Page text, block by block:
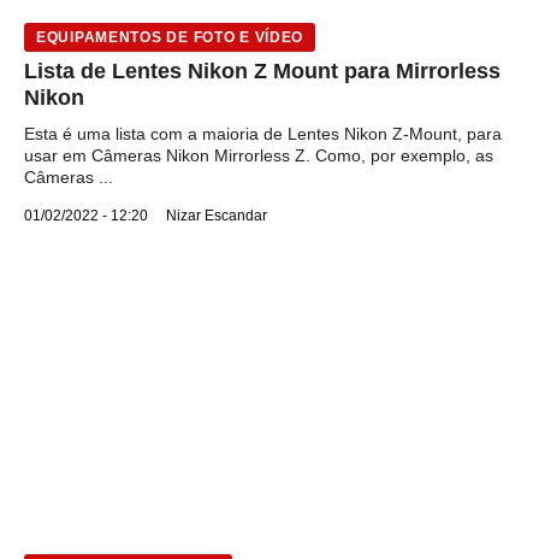
EQUIPAMENTOS DE FOTO E VÍDEO
Lista de Lentes Nikon Z Mount para Mirrorless
Nikon
Esta é uma lista com a maioria de Lentes Nikon Z-Mount, para
usar em Câmeras Nikon Mirrorless Z. Como, por exemplo, as
Câmeras ...
01/02/2022 - 12:20 Nizar Escandar